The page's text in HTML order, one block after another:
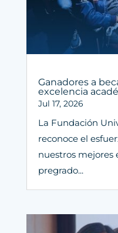
Ganadores a
excelencia
Jul 17, 2026
La Fundación
reconoce el
nuestros mejores
pregrado...